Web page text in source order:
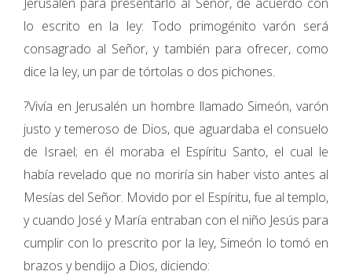
lo escrito en la ley: Todo primogénito varón será
consagrado al Señor, y también para ofrecer, como
dice la ley, un par de tórtolas o dos pichones.
?Vivía en Jerusalén un hombre llamado Simeón, varón
justo y temeroso de Dios, que aguardaba el consuelo
de Israel; en él moraba el Espíritu Santo, el cual le
había revelado que no moriría sin haber visto antes al
Mesías del Señor. Movido por el Espíritu, fue al templo,
y cuando José y María entraban con el niño Jesús para
cumplir con lo prescrito por la ley, Simeón lo tomó en
brazos y bendijo a Dios, diciendo: